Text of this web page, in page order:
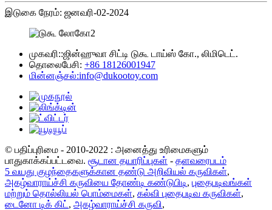
இடுகை நேரம்: ஜனவரி-02-2024
முகவரி::ஜின்ஹுவா சிட்டி டுகூ டாய்ஸ் கோ., லிமிடெட்.
தொலைபேசி: +86 18126001947
மின்னஞ்சல்:info@dukootoy.com
© பதிப்புரிமை - 2010-2022 : அனைத்து உரிமைகளும்
பாதுகாக்கப்பட்டவை. சூடான தயாரிப்புகள் - தளவரைபடம்
5 வயது குழந்தைகளுக்கான தண்டு அறிவியல் கருவிகள்,
அகழ்வாராய்ச்சி கருவியை தோண்டி கண்டுபிடி, புதைபடிவங்கள்
மற்றும் தொல்லியல் பொம்மைகள், கல்வி புதைபடிவ கருவிகள்,
டைனோ டிக் கிட் , அகழ்வாராய்ச்சி கருவி,